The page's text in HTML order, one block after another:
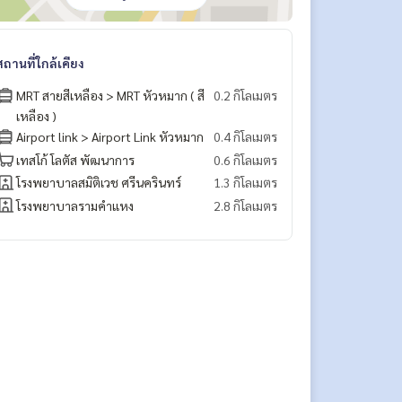
ถานที่ใกล้เคียง
MRT สายสีเหลือง > MRT หัวหมาก ( สี
เหลือง )
0.2 กิโลเมตร
Airport link > Airport Link หัวหมาก
0.4 กิโลเมตร
เทสโก้ โลตัส​ พัฒนาการ
0.6 กิโลเมตร
โรงพยาบาลสมิติเวช ศรีนครินทร์
1.3 กิโลเมตร
โรงพยาบาลรามคำแหง
2.8 กิโลเมตร